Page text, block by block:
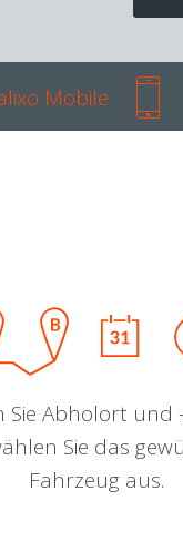
Mobile
Sie Abholort und
Sie das
Fahrzeug aus.